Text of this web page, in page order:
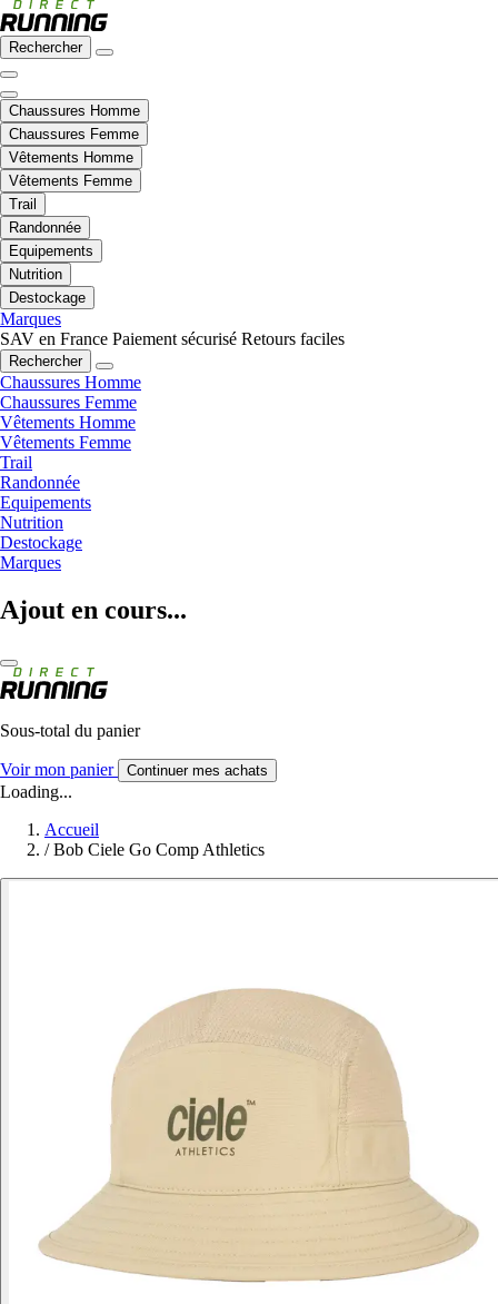
Rechercher
Chaussures Homme
Chaussures Femme
Vêtements Homme
Vêtements Femme
Trail
Randonnée
Equipements
Nutrition
Destockage
Marques
SAV en France Paiement sécurisé Retours faciles
Rechercher
Chaussures Homme
Chaussures Femme
Vêtements Homme
Vêtements Femme
Trail
Randonnée
Equipements
Nutrition
Destockage
Marques
Ajout en cours...
Sous-total du panier
Voir mon panier Continuer mes achats
Loading...
Accueil
/ Bob Ciele Go Comp Athletics